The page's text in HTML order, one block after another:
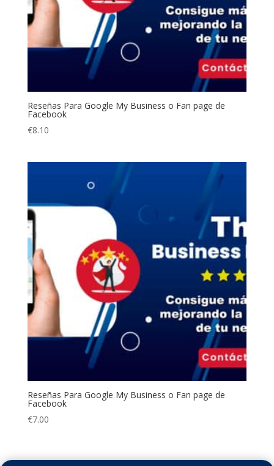
Reseñas Para Google My Business o Fan page de
Facebook
€8.10
Reseñas Para Google My Business o Fan page de
Facebook
€7.00